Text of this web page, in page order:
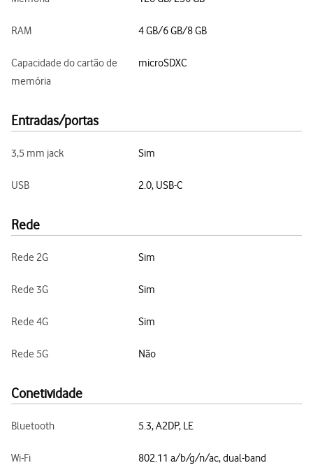
RAM 4 GB/6 GB/8 GB
Capacidade do cartão de
memória
microSDXC
Entradas/portas
3,5 mm jack Sim
USB 2.0, USB-C
Rede
Rede 2G Sim
Rede 3G Sim
Rede 4G Sim
Rede 5G Não
Conetividade
Bluetooth 5.3, A2DP, LE
Wi-Fi 802.11 a/b/g/n/ac, dual-band